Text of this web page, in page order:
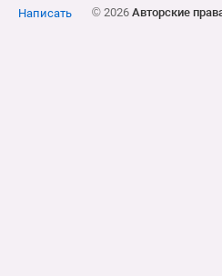
Написать © 2026 Авторские